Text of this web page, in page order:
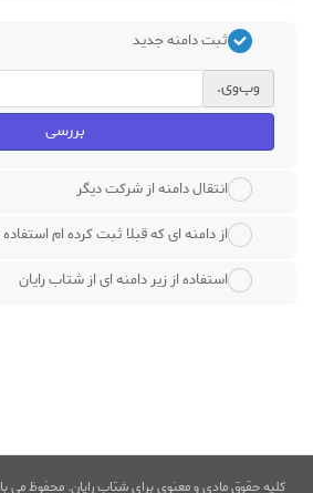
ثبت دامنه جدید
وب‌وی.
بررسی
انتقال دامنه از شرکت دیگر
از دامنه ای که قبلا ثبت کرده ام
استفاده از زیر دامنه ای از شتاب رایان
کلیه حقوق مادی و معنوی برای شتاب رایان. محفوظ می